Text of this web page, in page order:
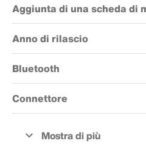
Aggiunta di una scheda di
Anno di rilascio
Bluetooth
Connettore